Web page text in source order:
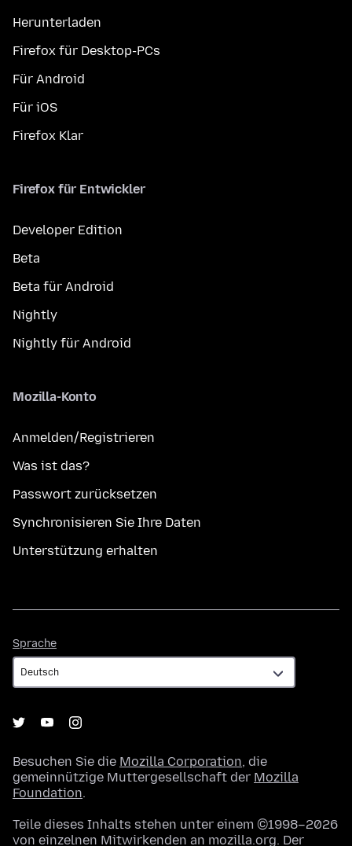
Herunterladen
Firefox für Desktop-PCs
Für Android
Für iOS
Firefox Klar
Firefox für Entwickler
Developer Edition
Beta
Beta für Android
Nightly
Nightly für Android
Mozilla-Konto
Anmelden/Registrieren
Was ist das?
Passwort zurücksetzen
Synchronisieren Sie Ihre Daten
Unterstützung erhalten
Sprache
Besuchen Sie die Mozilla Corporation, die
gemeinnützige Muttergesellschaft der Mozilla
Foundation.
Teile dieses Inhalts stehen unter einem ©1998–2026
von einzelnen Mitwirkenden an mozilla.org. Der